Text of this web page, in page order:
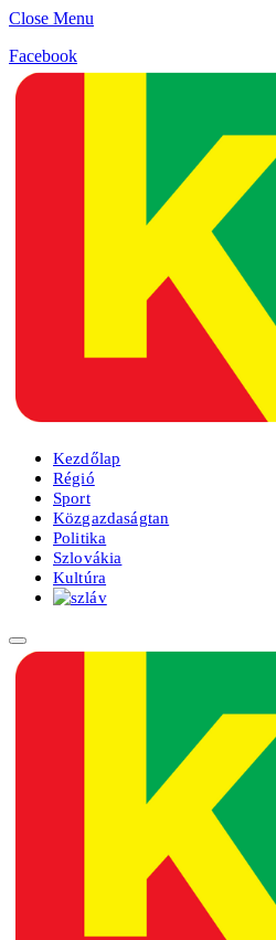
Close Menu
Facebook
Kezdőlap
Régió
Sport
Közgazdaságtan
Politika
Szlovákia
Kultúra